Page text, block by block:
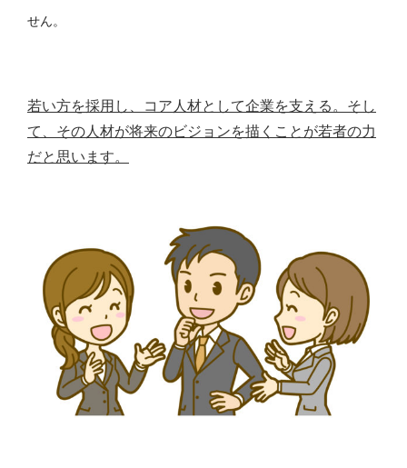
せん。
若い方を採用し、コア人材として企業を支える。そし
て、その人材が将来のビジョンを描くことが若者の力
だと思います。